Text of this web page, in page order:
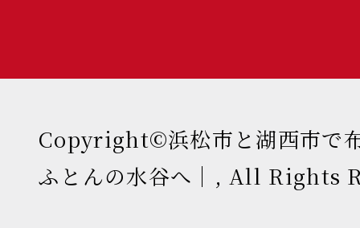
Copyright©浜松市と湖西市で
ふとんの水谷へ｜, All Rights